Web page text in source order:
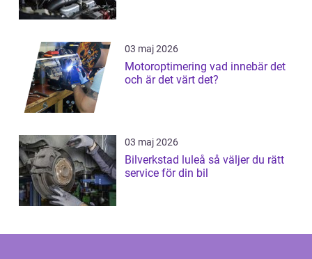
03 maj 2026
Motoroptimering vad innebär det
och är det värt det?
03 maj 2026
Bilverkstad luleå så väljer du rätt
service för din bil